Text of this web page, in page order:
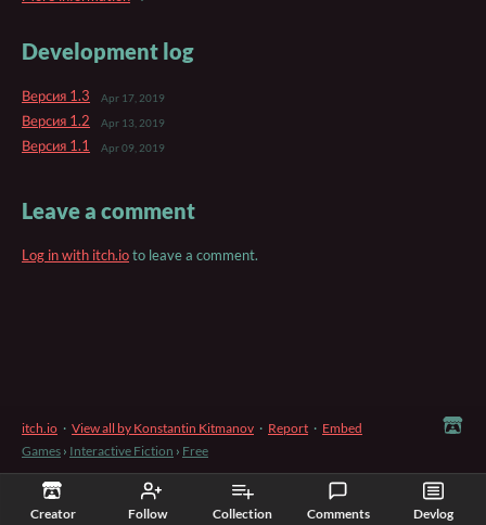
Creator Follow Collection Comments Devlog
Development log
Версия 1.3 Apr 17, 2019
Версия 1.2 Apr 13, 2019
Версия 1.1 Apr 09, 2019
Leave a comment
Log in with itch.ioto leave a comment.
itch.io · View all by Konstantin Kitmanov · Report · Embed
Games › Interactive Fiction › Free